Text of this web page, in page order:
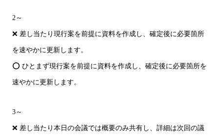
2～
❌ 差し当たり現行案を前提に資料を作成し、確定後に必要箇所
を速やかに更新します。
⭕ ひとまず現行案を前提に資料を作成し、確定後に必要箇所を
速やかに更新します。
3～
❌ 差し当たり本日の会議では概要のみ共有し、詳細は次回の議